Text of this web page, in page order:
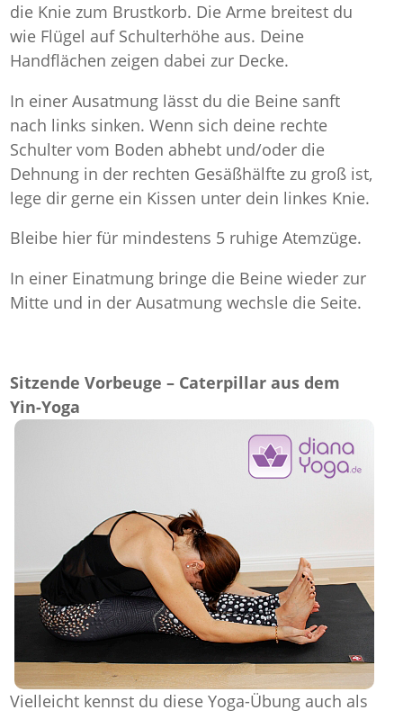
die Knie zum Brustkorb. Die Arme breitest du
wie Flügel auf Schulterhöhe aus. Deine
Handflächen zeigen dabei zur Decke.
In einer Ausatmung lässt du die Beine sanft
nach links sinken. Wenn sich deine rechte
Schulter vom Boden abhebt und/oder die
Dehnung in der rechten Gesäßhälfte zu groß ist,
lege dir gerne ein Kissen unter dein linkes Knie.
Bleibe hier für mindestens 5 ruhige Atemzüge.
In einer Einatmung bringe die Beine wieder zur
Mitte und in der Ausatmung wechsle die Seite.
Sitzende Vorbeuge – Caterpillar aus dem
Yin-Yoga
Vielleicht kennst du diese Yoga-Übung auch als